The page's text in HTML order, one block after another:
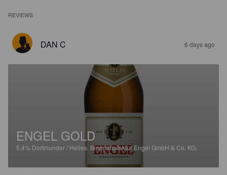
REVIEWS
DAN C 6 days ago
ENGEL GOLD
5.4% Dortmunder / Helles. Biermanufaktur Engel GmbH & Co. KG.